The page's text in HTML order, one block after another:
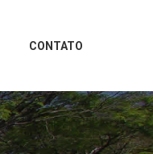
CONTATO